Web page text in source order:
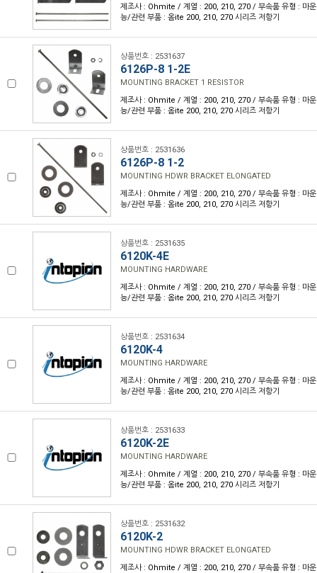
제조사 : Ohmite / 계열 : 200, 210, 270 / 부속품 유형 : 마
능/관련 부품 : 옴ite 200, 210, 270 시리즈 저항기
상품번호 : 2531637
6126P-8 1-2E
MOUNTING BRACKET 1 RESISTOR
제조사 : Ohmite / 계열 : 200, 210, 270 / 부속품 유형 : 마
능/관련 부품 : 옴ite 200, 210, 270 시리즈 저항기
상품번호 : 2531636
6126P-8 1-2
MOUNTING HDWR BRACKET ELONGATED
제조사 : Ohmite / 계열 : 200, 210, 270 / 부속품 유형 : 마
능/관련 부품 : 옴ite 200, 210, 270 시리즈 저항기
상품번호 : 2531635
6120K-4E
MOUNTING HARDWARE
제조사 : Ohmite / 계열 : 200, 210, 270 / 부속품 유형 : 마
능/관련 부품 : 옴ite 200, 210, 270 시리즈 저항기
상품번호 : 2531634
6120K-4
MOUNTING HARDWARE
제조사 : Ohmite / 계열 : 200, 210, 270 / 부속품 유형 : 마
능/관련 부품 : 옴ite 200, 210, 270 시리즈 저항기
상품번호 : 2531633
6120K-2E
MOUNTING HARDWARE
제조사 : Ohmite / 계열 : 200, 210, 270 / 부속품 유형 : 마
능/관련 부품 : 옴ite 200, 210, 270 시리즈 저항기
상품번호 : 2531632
6120K-2
MOUNTING HDWR BRACKET ELONGATED
제조사 : Ohmite / 계열 : 200, 210, 270 / 부속품 유형 : 마